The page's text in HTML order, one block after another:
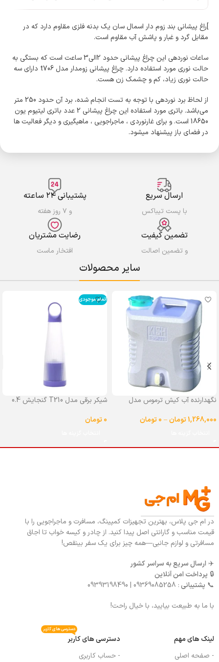
]راغ پیشانی بند زوم دار اسمال سان یک بدنه فلزی مقاوم دارد که در
مقابل گرد و غبار و پاشش آب مقاوم است.
ساعات نوردهی این چراغ پیشانی حدود 2الی3 ساعت است که بستگی به
حالت نوری مورد استفاده دارد. چراغ پیشانی زومدار مدل t706 دارای سه
حالت نوری زیاد، کم و چشمک زن هست.
از لحاظ برد نوردهی با توجه به تست انجام شده، برد آن حدود 250 متر
می‌باشد. باتری مورد استفاده این چراغ پیشانی 2 عدد باتری لیتیوم یون
18650 است. و برای غارنوردی ، ماجراجویی ، ماهیگیری و دیگر فعالیت ها
در فضای باز پیشنهاد میشود.
ارسال سریع
با پست تیباکس
پشتیبانی ۲۴ ساعته
و ۷ روز هفته
تضمین کیفیت
و تضمین اصالت
رضایت مشتریان
افتخار ماست
سایر محصولات
نگهدارنده آب کیش ترموس مدل
1,268,000تومان–
0تومان
اتمام موجودی
شیکر برقی مدل T210 گنجایش 0.4
0تومان
در ام جی پلاس، بهترین تجهیزات کمپینگ، مسافرت و ماجراجویی را با
قیمت مناسب و گارانتی اصل پیدا کنید. از چادر و کیسه خواب تا اجاق
مسافرتی و لوازم جانبی—همه چیز برای یک سفر بینقص!
✈️ ارسال سریع به سراسر کشور
🔒 پرداخت امن آنلاین
📞 پشتیبانی: 09369085258 | 09393198490
با ما به طبیعت بیایید، با خیال راحت!
لینک های مهم
- صفحه اصلی
دسترسی های کاربر
دسترسی های کاربر
- حساب کاربری